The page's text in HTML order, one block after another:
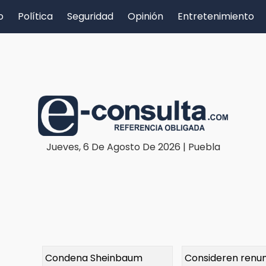
Política Seguridad Opinión Entretenimiento
Jueves, 6 De Agosto De 2026 | Puebla
Condena Sheinbaum
Consideren